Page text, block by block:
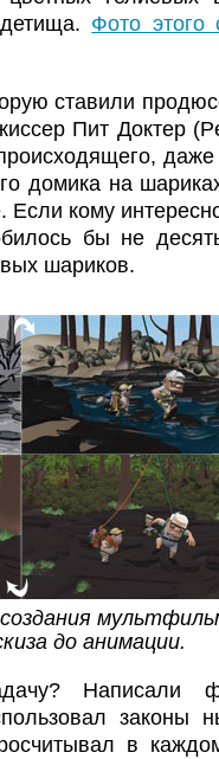
Фото этого
ставили
Пит Доктер
домика на
кому
бы не
шариков.
до анимации.
Написали
законы
в